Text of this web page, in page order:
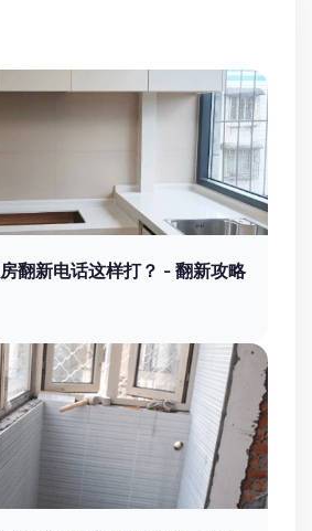
翻新电话这样打？ - 翻新攻略